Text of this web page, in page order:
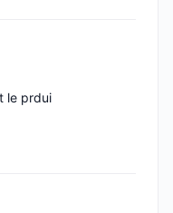
le prdui